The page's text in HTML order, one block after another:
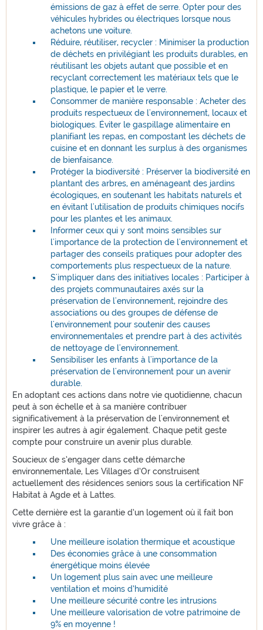
émissions de gaz à effet de serre. Opter pour des
véhicules hybrides ou électriques lorsque nous
achetons une voiture.
Réduire, réutiliser, recycler : Minimiser la production
de déchets en privilégiant les produits durables, en
réutilisant les objets autant que possible et en
recyclant correctement les matériaux tels que le
plastique, le papier et le verre.
Consommer de manière responsable : Acheter des
produits respectueux de l'environnement, locaux et
biologiques. Éviter le gaspillage alimentaire en
planifiant les repas, en compostant les déchets de
cuisine et en donnant les surplus à des organismes
de bienfaisance.
Protéger la biodiversité : Préserver la biodiversité en
plantant des arbres, en aménageant des jardins
écologiques, en soutenant les habitats naturels et
en évitant l'utilisation de produits chimiques nocifs
pour les plantes et les animaux.
Informer ceux qui y sont moins sensibles sur
l'importance de la protection de l'environnement et
partager des conseils pratiques pour adopter des
comportements plus respectueux de la nature.
S'impliquer dans des initiatives locales : Participer à
des projets communautaires axés sur la
préservation de l'environnement, rejoindre des
associations ou des groupes de défense de
l'environnement pour soutenir des causes
environnementales et prendre part à des activités
de nettoyage de l'environnement.
Sensibiliser les enfants à l'importance de la
préservation de l'environnement pour un avenir
durable.
En adoptant ces actions dans notre vie quotidienne, chacun
peut à son échelle et à sa manière contribuer
significativement à la préservation de l'environnement et
inspirer les autres à agir également. Chaque petit geste
compte pour construire un avenir plus durable.
Soucieux de s’engager dans cette démarche
environnementale, Les Villages d’Or construisent
actuellement des résidences seniors sous la certification NF
Habitat à Agde et à Lattes.
Cette dernière est la garantie d’un logement où il fait bon
vivre grâce à :
Une meilleure isolation thermique et acoustique
Des économies grâce à une consommation
énergétique moins élevée
Un logement plus sain avec une meilleure
ventilation et moins d’humidité
Une meilleure sécurité contre les intrusions
Une meilleure valorisation de votre patrimoine de
9% en moyenne !